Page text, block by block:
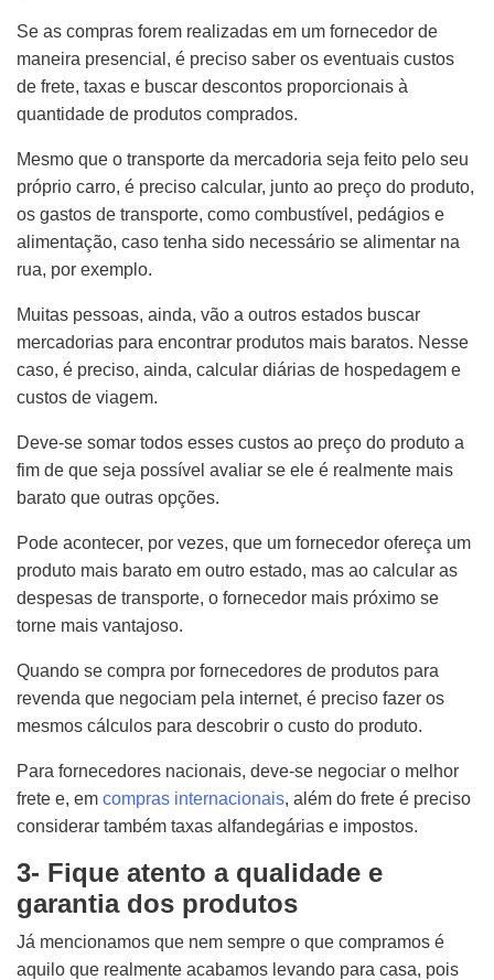
Se as compras forem realizadas em um fornecedor de
maneira presencial, é preciso saber os eventuais custos
de frete, taxas e buscar descontos proporcionais à
quantidade de produtos comprados.
Mesmo que o transporte da mercadoria seja feito pelo seu
próprio carro, é preciso calcular, junto ao preço do produto,
os gastos de transporte, como combustível, pedágios e
alimentação, caso tenha sido necessário se alimentar na
rua, por exemplo.
Muitas pessoas, ainda, vão a outros estados buscar
mercadorias para encontrar produtos mais baratos. Nesse
caso, é preciso, ainda, calcular diárias de hospedagem e
custos de viagem.
Deve-se somar todos esses custos ao preço do produto a
fim de que seja possível avaliar se ele é realmente mais
barato que outras opções.
Pode acontecer, por vezes, que um fornecedor ofereça um
produto mais barato em outro estado, mas ao calcular as
despesas de transporte, o fornecedor mais próximo se
torne mais vantajoso.
Quando se compra por fornecedores de produtos para
revenda que negociam pela internet, é preciso fazer os
mesmos cálculos para descobrir o custo do produto.
Para fornecedores nacionais, deve-se negociar o melhor
frete e, em compras internacionais, além do frete é preciso
considerar também taxas alfandegárias e impostos.
3- Fique atento a qualidade e
garantia dos produtos
Já mencionamos que nem sempre o que compramos é
aquilo que realmente acabamos levando para casa, pois